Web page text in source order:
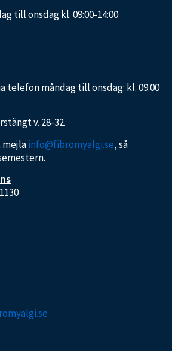
till onsdag kl. 09:00-14:00
telefon måndag till onsdag: kl. 09.00
v. 28-32.
mejlainfo@fibromyalgi.se, så